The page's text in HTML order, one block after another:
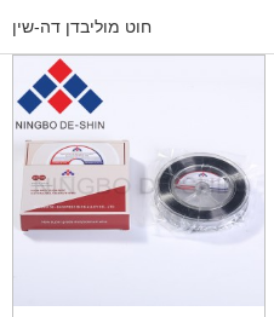
חוט מוליבדן דה-שין